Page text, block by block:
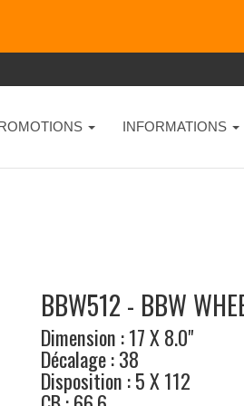
INFORMATIONS
BBW512 - BBW
Dimension : 17 X 8.0"
Décalage : 38
Disposition : 5 X 112